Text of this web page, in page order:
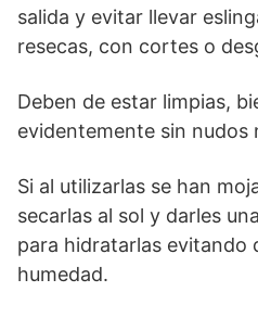
salida y evitar llevar
resecas, con cortes o
Deben de estar limpias,
evidentemente sin nudos
Si al utilizarlas se han
secarlas al sol y darles
para hidratarlas evitando
humedad.